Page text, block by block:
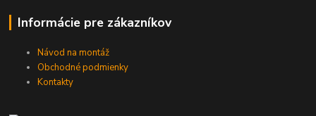
Informácie pre zákazníkov
Návod na montáž
Obchodné podmienky
Kontakty